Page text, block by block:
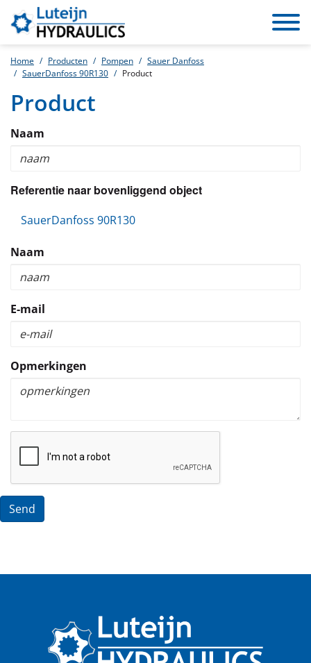
Toggle
Home Producten Pompen
Sauer Danfoss
SauerDanfoss 90R130
Product
Product
Naam
Referentie naar bovenliggend object
SauerDanfoss 90R130
Naam
E-mail
Opmerkingen
Send